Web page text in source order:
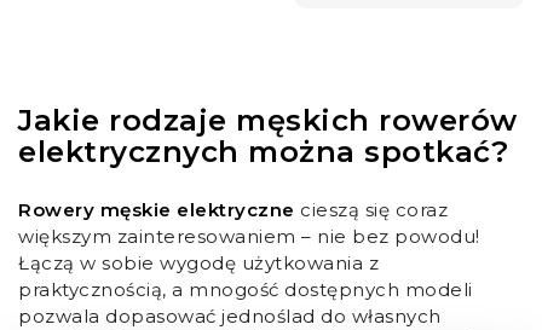
Jakie rodzaje męskich rowerów
elektrycznych można spotkać?
Rowery męskie elektryczne cieszą się coraz
większym zainteresowaniem – nie bez powodu!
Łączą w sobie wygodę użytkowania z
praktycznością, a mnogość dostępnych modeli
pozwala dopasować jednoślad do własnych